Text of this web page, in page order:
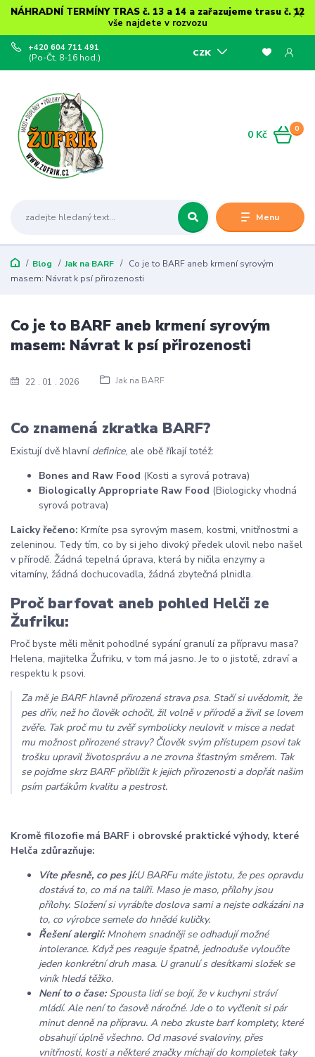
NÁHRADNÍ TERMÍNY TRAS č. 13 a 14 a zařazujeme trasu č. 12
vše najdete v rozvozu
Menu
CZK
+420 604 711 491
(Po-Čt, 8-16 hod.)
0
0 Kč
Blog Jak na BARF
Co je to BARF aneb krmení syrovým
masem: Návrat k psí přirozenosti
22 01 2026 Jak na BARF
Co je to BARF aneb krmení syrovým
masem: Návrat k psí přirozenosti
Co znamená zkratka BARF?
Existují dvě hlavní definice, ale obě říkají totéž:
Bones and Raw Food (Kosti a syrová potrava)
Biologically Appropriate Raw Food (Biologicky vhodná
syrová potrava)
Laicky řečeno: Krmíte psa syrovým masem, kostmi, vnitřnostmi a
zeleninou. Tedy tím, co by si jeho divoký předek ulovil nebo našel
v přírodě. Žádná tepelná úprava, která by ničila enzymy a
vitamíny, žádná dochucovadla, žádná zbytečná plnidla.
Proč barfovat aneb pohled Helči ze
Žufriku:
Proč byste měli měnit pohodlné sypání granulí za přípravu masa?
Helena, majitelka Žufriku, v tom má jasno. Je to o jistotě, zdraví a
respektu k psovi.
Za mě je BARF hlavně přirozená strava psa. Stačí si uvědomit, že
pes dřív, než ho člověk ochočil, žil volně v přírodě a živil se lovem
zvěře. Tak proč mu tu zvěř symbolicky neulovit v misce a nedat
mu možnost přirozené stravy? Člověk svým přístupem psovi tak
trošku upravil životosprávu a ne zrovna šťastným směrem. Tak
se pojďme skrz BARF přiblížit k jejich přirozenosti a dopřát našim
psím parťákům kvalitu a pestrost.
Kromě filozofie má BARF i obrovské praktické výhody, které
Helča zdůrazňuje:
Víte přesně, co pes jí:U BARFu máte jistotu, že pes opravdu
dostává to, co má na talíři. Maso je maso, přílohy jsou
přílohy. Složení si vyrábíte doslova sami a nejste odkázáni na
to, co výrobce semele do hnědé kuličky.
Řešení alergií:Mnohem snadněji se odhadují možné
intolerance. Když pes reaguje špatně, jednoduše vyloučíte
jeden konkrétní druh masa. U granulí s desítkami složek se
viník hledá těžko.
Není to o čase:Spousta lidí se bojí, že v kuchyni stráví
mládí. Ale není to časově náročné. Jde o to vyčlenit si pár
minut denně na přípravu. A nebo zkuste barf komplety, které
obsahují úplně všechno. Od masové svaloviny, přes
vnitřnosti, kosti a některé značky míchají do kompletek taky